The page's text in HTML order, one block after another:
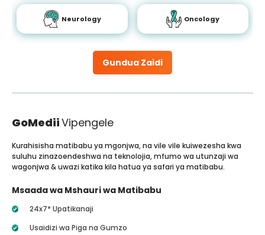
Gundua Zaidi
Neurology Oncology
GoMediiVipengele
Kurahisisha matibabu ya mgonjwa, na vile vile kuiwezesha kwa
suluhu zinazoendeshwa na teknolojia, mfumo wa utunzaji wa
wagonjwa & uwazi katika kila hatua ya safari ya matibabu.
Msaada wa Mshauri wa Matibabu
24x7* Upatikanaji
Usaidizi wa Piga na Gumzo